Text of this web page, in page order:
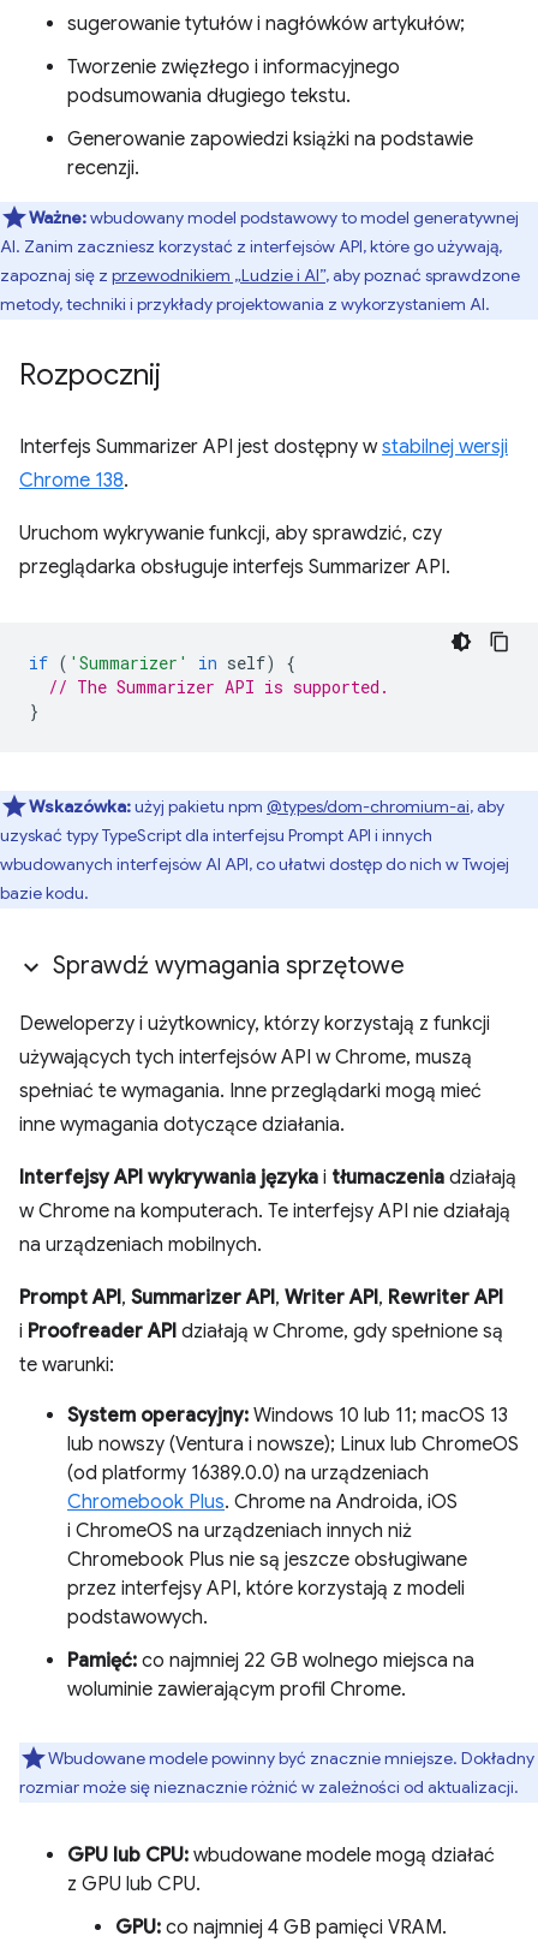
sugerowanie tytułów i nagłówków artykułów;
Tworzenie zwięzłego i informacyjnego
podsumowania długiego tekstu.
Generowanie zapowiedzi książki na podstawie
recenzji.
Ważne:wbudowany model podstawowy to model generatywnej
AI. Zanim zaczniesz korzystać z interfejsów API, które go używają,
zapoznaj się z przewodnikiem „Ludzie i AI”, aby poznać sprawdzone
metody, techniki i przykłady projektowania z wykorzystaniem AI.
Rozpocznij
Interfejs Summarizer API jest dostępny wstabilnej wersji
Chrome 138.
Uruchom wykrywanie funkcji, aby sprawdzić, czy
przeglądarka obsługuje interfejs Summarizer API.
if ( 'Summarizer' in self)
{
// The Summarizer API is supported.
}
Wskazówka:użyj pakietu npm @types/dom-chromium-ai, aby
uzyskać typy TypeScript dla interfejsu Prompt API i innych
wbudowanych interfejsów AI API, co ułatwi dostęp do nich w Twojej
bazie kodu.
Sprawdź wymagania sprzętowe
Deweloperzy i użytkownicy, którzy korzystają z funkcji
używających tych interfejsów API w Chrome, muszą
spełniać te wymagania. Inne przeglądarki mogą mieć
inne wymagania dotyczące działania.
Interfejsy API wykrywania języka i tłumaczenia działają
w Chrome na komputerach. Te interfejsy API nie działają
na urządzeniach mobilnych.
Prompt API, Summarizer API, Writer API, Rewriter API
i Proofreader API działają w Chrome, gdy spełnione są
te warunki:
System operacyjny: Windows 10 lub 11; macOS 13
lub nowszy (Ventura i nowsze); Linux lub ChromeOS
(od platformy 16389.0.0) na urządzeniach
Chromebook Plus. Chrome na Androida, iOS
i ChromeOS na urządzeniach innych niż
Chromebook Plus nie są jeszcze obsługiwane
przez interfejsy API, które korzystają z modeli
podstawowych.
Pamięć: co najmniej 22 GB wolnego miejsca na
woluminie zawierającym profil Chrome.
Wbudowane modele powinny być znacznie mniejsze. Dokładny
rozmiar może się nieznacznie różnić w zależności od aktualizacji.
GPU lub CPU: wbudowane modele mogą działać
z GPU lub CPU.
GPU: co najmniej 4 GB pamięci VRAM.